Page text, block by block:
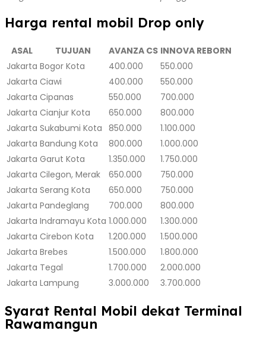
Harga rental mobil Drop only
ASAL TUJUAN AVANZA CS INNOVA REBORN
Jakarta Bogor Kota 400.000
550.000
Jakarta Ciawi 400.000
550.000
Jakarta Cipanas 550.000
700.000
Jakarta Cianjur Kota 650.000
800.000
Jakarta Sukabumi Kota 850.000
1.100.000
Jakarta Bandung Kota 800.000
1.000.000
Jakarta Garut Kota 1.350.000
1.750.000
Jakarta Cilegon, Merak 650.000
750.000
Jakarta Serang Kota 650.000
750.000
Jakarta Pandeglang 700.000
800.000
Jakarta Indramayu Kota 1.000.000
1.300.000
Jakarta Cirebon Kota 1.200.000
1.500.000
Jakarta Brebes 1.500.000
1.800.000
Jakarta Tegal 1.700.000
2.000.000
Jakarta Lampung 3.000.000 3.700.000
Syarat Rental Mobil dekat Terminal
Rawamangun